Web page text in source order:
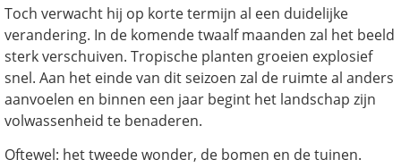
Toch verwacht hij op korte termijn al een duidelijke
verandering. In de komende twaalf maanden zal het beeld
sterk verschuiven. Tropische planten groeien explosief
snel. Aan het einde van dit seizoen zal de ruimte al anders
aanvoelen en binnen een jaar begint het landschap zijn
volwassenheid te benaderen.
Oftewel: het tweede wonder, de bomen en de tuinen.